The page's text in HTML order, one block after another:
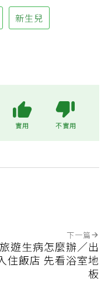
新生兒
實用 不實用
下一篇
遊生病怎麼辦／出
住飯店 先看浴室地
板